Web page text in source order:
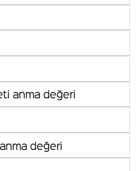
anma değeri
değeri